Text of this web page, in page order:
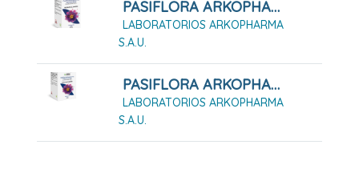
PASIFLORA ARKOPHARMA 45 CÁPSULAS DURAS
LABORATORIOS ARKOPHARMA
S.A.U.
PASIFLORA ARKOPHARMA 84 CÁPSULAS DURAS
LABORATORIOS ARKOPHARMA
S.A.U.